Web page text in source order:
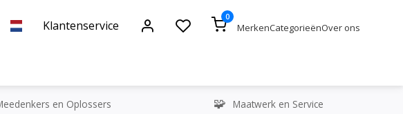
Klantenservice
0
MerkenCategorieënOver ons
en Oplossers Maatwerk en Service